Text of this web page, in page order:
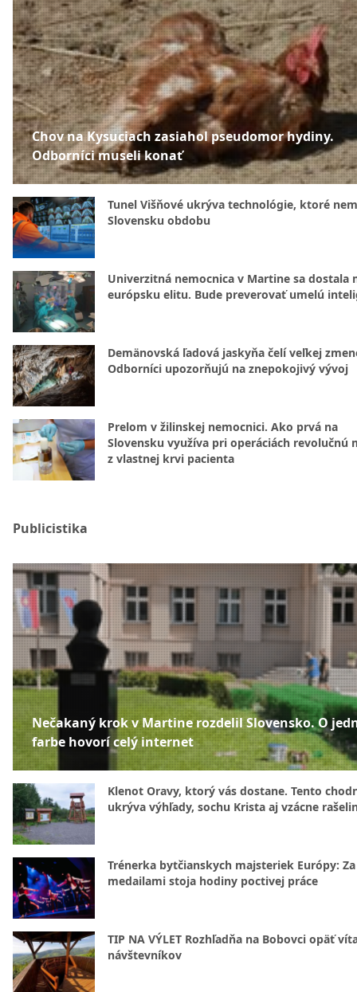
Chov na Kysuciach zasiahol pseudomor hydiny.
Odborníci museli konať
Tunel Višňové ukrýva technológie, ktoré
Slovensku obdobu
Univerzitná nemocnica v Martine sa dostala
európsku elitu. Bude preverovať umelú
Demänovská ľadová jaskyňa čelí veľkej
Odborníci upozorňujú na znepokojivý vývoj
Prelom v žilinskej nemocnici. Ako prvá na
Slovensku využíva pri operáciách revolučnú
z vlastnej krvi pacienta
Publicistika
Nečakaný krok v Martine rozdelil Slovensko. O
farbe hovorí celý internet
Klenot Oravy, ktorý vás dostane. Tento
ukrýva výhľady, sochu Krista aj vzácne
Trénerka bytčianskych majsteriek Európy: Za
medailami stoja hodiny poctivej práce
TIP NA VÝLET Rozhľadňa na Bobovci opäť
návštevníkov